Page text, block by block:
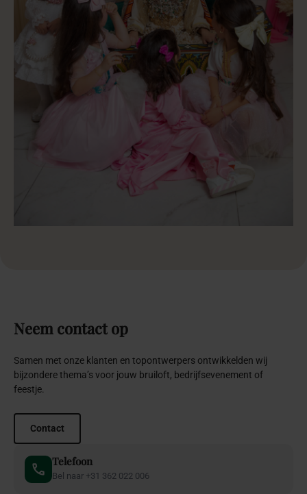
Neem contact op
Samen met onze klanten en topontwerpers ontwikkelden wij
bijzondere thema’s voor jouw bruiloft, bedrijfsevenement of
feestje.
Contact
Telefoon
Bel naar +31 362 022 006